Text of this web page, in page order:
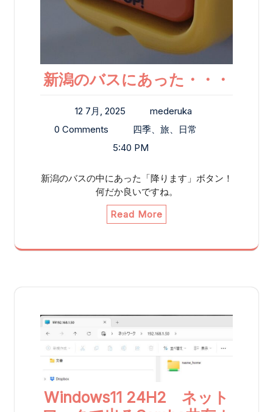
新潟のバスにあった・・・
12 7月, 2025
mederuka
0 Comments
四季、旅、日常
5:40 PM
新潟のバスの中にあった「降ります」ボタン！
何だか良いですね。
Read More
Windows11 24H2 ネット